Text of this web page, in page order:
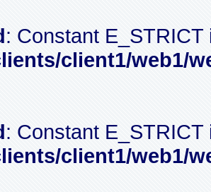
: Constant
client1/web1/
: Constant
client1/web1/